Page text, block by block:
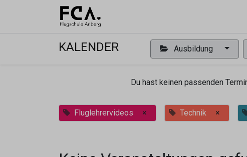
KALENDER Ausbildung
Du hast keinen passenden
Fluglehrervideos × Technik ×